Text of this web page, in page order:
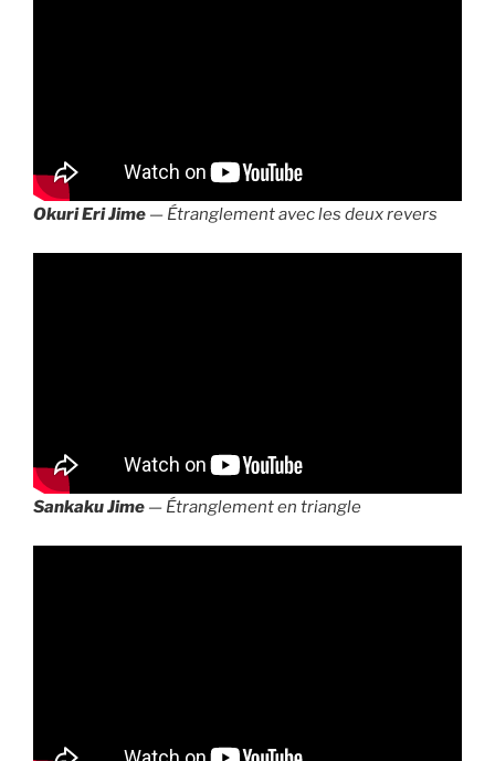
Okuri Eri Jime — Étranglement avec les deux revers
Sankaku Jime — Étranglement en triangle